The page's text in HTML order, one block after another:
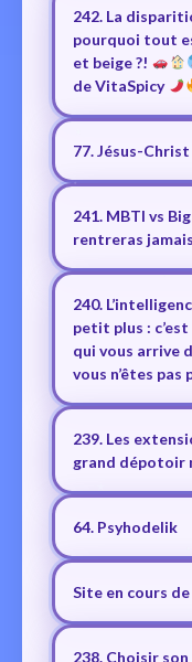
242. La
pourquoi tout
et beige ?!
de VitaSpicy
77. Jésus-Christ
241. MBTI vs
rentreras
240.
petit plus :
qui vous arrive
vous n’êtes pas
239. Les
grand dépotoir
64. Psyhodelik
Site en cours
238. Choisir